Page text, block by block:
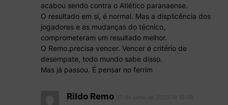
acabou sendo contra o Atlético paranaense.
O resultado em si, é normal. Mas a displicência dos
jogadores e as mudanças do técnico,
comprometeram um resultado melhor.
O Remo.precisa vencer. Vencer é critério de
desempate, todo mundo sabe disso.
Mas já passou. É pensar no ferrim
Rildo Remo